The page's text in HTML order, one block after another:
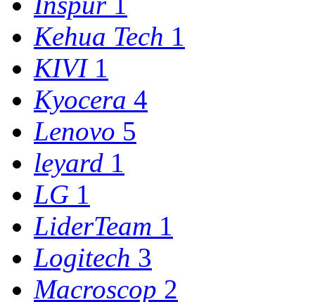
Kehua Tech 1
KIVI 1
Kyocera 4
Lenovo 5
leyard 1
LG 1
LiderTeam 1
Logitech 3
Macroscop 2